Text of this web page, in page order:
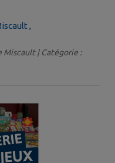
,
Miscault | Catégorie :